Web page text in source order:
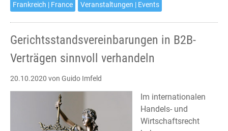
Frankreich | France
Veranstaltungen | Events
Gerichtsstandsvereinbarungen in B2B-
Verträgen sinnvoll verhandeln
20.10.2020 von Guido Imfeld
Im internationalen
Handels- und
Wirtschaftsrecht